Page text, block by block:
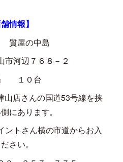
舗情報】
屋の中島
辺７６８－２
１０台
店さんの国道53号線を挟
にあります。
ん横の市道からお入
さい。